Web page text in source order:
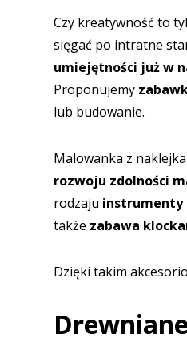
Czy kreatywność to
sięgać po intratne
umiejętności już w
Proponujemy
lub budowanie.
Malowanka z
rozwoju zdolności
rodzaju instrumenty
także zabawa
Dzięki takim